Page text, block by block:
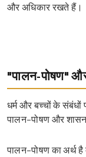
और अधिकार रखते हैं।
"पालन-पोषण"
धर्म और बच्चों के संबंधों
पालन-पोषण और
पालन-पोषण का अर्थ है